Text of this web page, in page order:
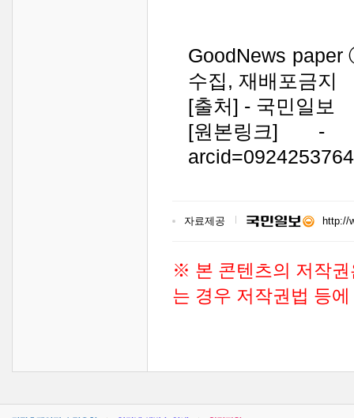
GoodNews paper
수집, 재배포금지
[출처] - 국민일보
[원본링크] -
arcid=0924253764
자료제공 http://
※ 본 콘텐츠의 저작권
는 경우 저작권법 등